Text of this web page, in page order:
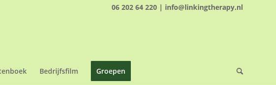
06 202 64 220 | info@linkingtherapy.nl
Bedrijfsfilm Groepen